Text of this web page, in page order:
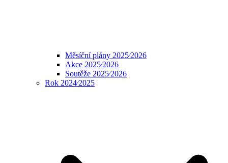
Měsíční plány 2025⁄2026
Akce 2025⁄2026
Soutěže 2025⁄2026
Rok 2024⁄2025